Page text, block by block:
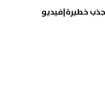
خطيرة|فيديو